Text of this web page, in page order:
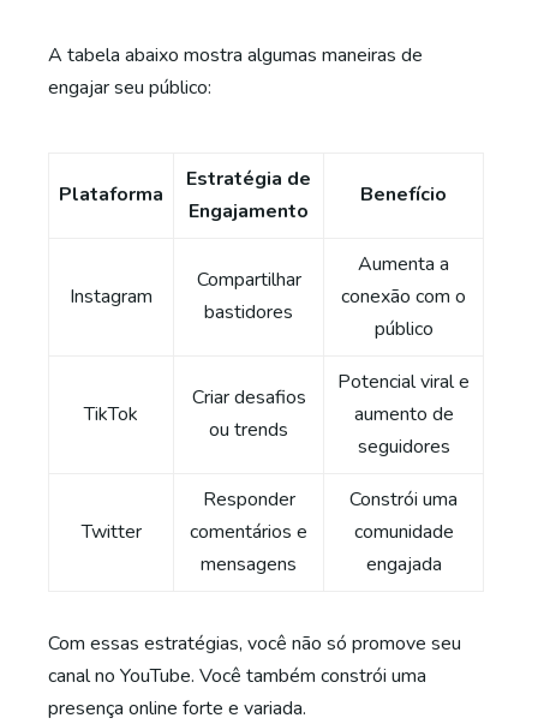
A tabela abaixo mostra algumas maneiras de
engajar seu público:
Plataforma
Estratégia de
Engajamento
Benefício
Instagram
Compartilhar
bastidores
Aumenta a
conexão com o
público
TikTok
Criar desafios
ou trends
Potencial viral e
aumento de
seguidores
Twitter
Responder
comentários e
mensagens
Constrói uma
comunidade
engajada
Com essas estratégias, você não só promove seu
canal no YouTube. Você também constrói uma
presença online forte e variada.